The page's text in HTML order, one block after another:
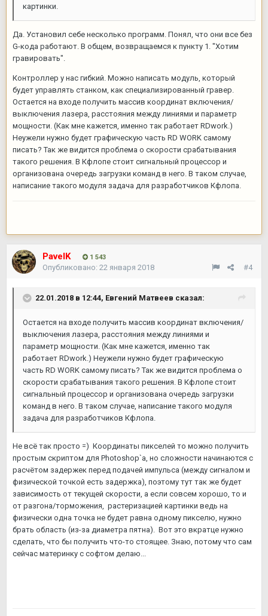
картинки.
Да. Установил себе несколько программ. Понял, что они все без
G-кода работают. В общем, возвращаемся к пункту 1. "Хотим
гравировать".
Контроллер у нас гибкий. Можно написать модуль, который
будет управлять станком, как специализированный гравер.
Остается на входе получить массив координат включения/
выключения лазера, расстояния между линиями и параметр
мощности. (Как мне кажется, именно так работает RDwork.)
Неужели нужно будет графическую часть RD WORK самому
писать? Так же видится проблема о скорости срабатывания
такого решения. В Кфлопе стоит сигнальный процессор и
организована очередь загрузки команд в него. В таком случае,
написание такого модуля задача для разработчиков Кфлопа.
PavelK 1 543
#4
Опубликовано: 22 января 2018
22.01.2018 в 12:44, Евгений Матвеев сказал:
Остается на входе получить массив координат включения/
выключения лазера, расстояния между линиями и
параметр мощности. (Как мне кажется, именно так
работает RDwork.) Неужели нужно будет графическую
часть RD WORK самому писать? Так же видится проблема о
скорости срабатывания такого решения. В Кфлопе стоит
сигнальный процессор и организована очередь загрузки
команд в него. В таком случае, написание такого модуля
задача для разработчиков Кфлопа.
Не всё так просто =) Координаты пикселей то можно получить
простым скриптом для Photoshop`а, но сложности начинаются с
расчётом задержек перед подачей импульса (между сигналом и
физической точкой есть задержка), поэтому тут так же будет
зависимость от текущей скорости, а если совсем хорошо, то и
от разгона/торможения, растеризацией картинки ведь на
физически одна точка не будет равна одному пикселю, нужно
брать область (из-за диаметра пятна). Вот это вкратце нужно
сделать, что бы получить что-то стоящее. Знаю, потому что сам
сейчас материнку с софтом делаю...